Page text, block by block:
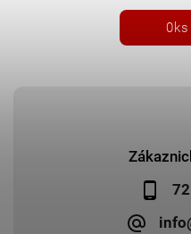
0